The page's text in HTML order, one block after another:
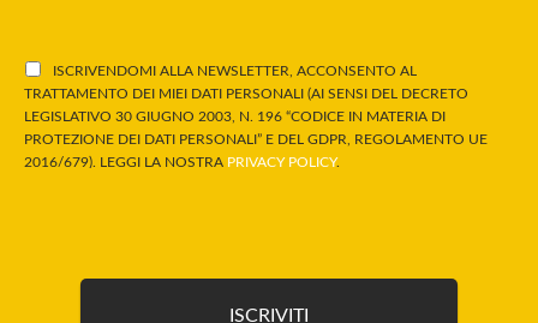
ISCRIVENDOMI ALLA NEWSLETTER, ACCONSENTO AL
TRATTAMENTO DEI MIEI DATI PERSONALI (AI SENSI DEL DECRETO
LEGISLATIVO 30 GIUGNO 2003, N. 196 “CODICE IN MATERIA DI
PROTEZIONE DEI DATI PERSONALI” E DEL GDPR, REGOLAMENTO UE
2016/679). LEGGI LA NOSTRA PRIVACY POLICY.